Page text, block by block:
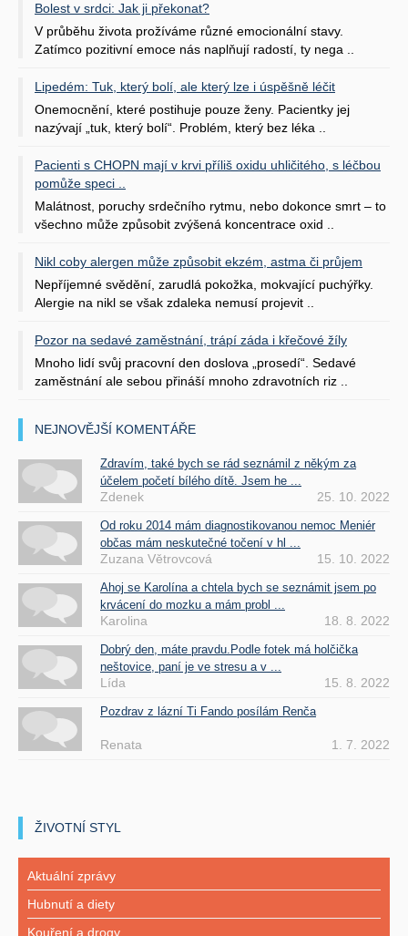
Bolest v srdci: Jak ji překonat?
V průběhu života prožíváme různé emocionální stavy.
Zatímco pozitivní emoce nás naplňují radostí, ty nega ..
Lipedém: Tuk, který bolí, ale který lze i úspěšně léčit
Onemocnění, které postihuje pouze ženy. Pacientky jej
nazývají „tuk, který bolí“. Problém, který bez léka ..
Pacienti s CHOPN mají v krvi příliš oxidu uhličitého, s léčbou
pomůže speci ..
Malátnost, poruchy srdečního rytmu, nebo dokonce smrt – to
všechno může způsobit zvýšená koncentrace oxid ..
Nikl coby alergen může způsobit ekzém, astma či průjem
Nepříjemné svědění, zarudlá pokožka, mokvající puchýřky.
Alergie na nikl se však zdaleka nemusí projevit ..
Pozor na sedavé zaměstnání, trápí záda i křečové žíly
Mnoho lidí svůj pracovní den doslova „prosedí“. Sedavé
zaměstnání ale sebou přináší mnoho zdravotních riz ..
NEJNOVĚJŠÍ KOMENTÁŘE
Zdravím, také bych se rád seznámil z někým za
účelem početí bílého dítě. Jsem he ...
Zdenek 25. 10. 2022
Od roku 2014 mám diagnostikovanou nemoc Meniér
občas mám neskutečné točení v hl ...
Zuzana Větrovcová 15. 10. 2022
Ahoj se Karolína a chtela bych se seznámit jsem po
krvácení do mozku a mám probl ...
Karolina 18. 8. 2022
Dobrý den, máte pravdu.Podle fotek má holčička
neštovice, paní je ve stresu a v ...
Lída 15. 8. 2022
Pozdrav z lázní Ti Fando posílám Renča
Renata 1. 7. 2022
ŽIVOTNÍ STYL
Aktuální zprávy
Hubnutí a diety
Kouření a drogy